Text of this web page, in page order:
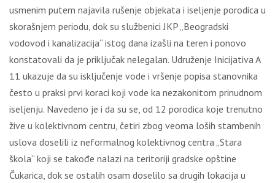
usmenim putem najavila rušenje objekata i iseljenje porodica u
skorašnjem periodu, dok su službenici JKP „Beogradski
vodovod i kanalizacija“ istog dana izašli na teren i ponovo
konstatovali da je priključak nelegalan. Udruženje Inicijativa A
11 ukazuje da su isključenje vode i vršenje popisa stanovnika
često u praksi prvi koraci koji vode ka nezakonitom prinudnom
iseljenju. Navedeno je i da su se, od 12 porodica koje trenutno
žive u kolektivnom centru, četiri zbog veoma loših stambenih
uslova doselili iz neformalnog kolektivnog centra „Stara
škola“ koji se takođe nalazi na teritoriji gradske opštine
Čukarica, dok se ostalih osam doselilo sa drugih lokacija u